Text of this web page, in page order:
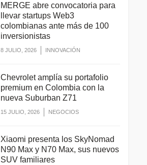
MERGE abre convocatoria para
llevar startups Web3
colombianas ante más de 100
inversionistas
8 JULIO, 2026 INNOVACIÓN
Chevrolet amplía su portafolio
premium en Colombia con la
nueva Suburban Z71
15 JULIO, 2026 NEGOCIOS
Xiaomi presenta los SkyNomad
N90 Max y N70 Max, sus nuevos
SUV familiares